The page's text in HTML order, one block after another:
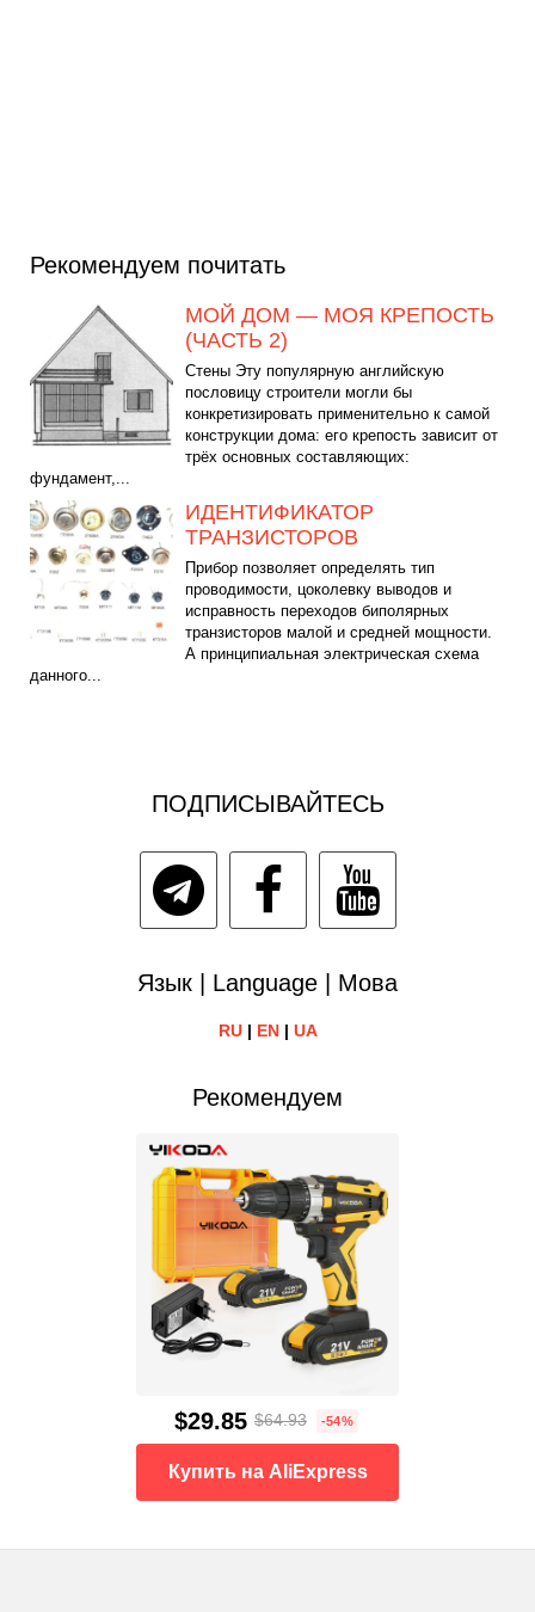
Рекомендуем почитать
МОЙ ДОМ — МОЯ КРЕПОСТЬ
(ЧАСТЬ 2)
Стены Эту популярную английскую
пословицу строители могли бы
конкретизировать применительно к самой
конструкции дома: его крепость зависит от
трёх основных составляющих:
фундамент,...
ИДЕНТИФИКАТОР
ТРАНЗИСТОРОВ
Прибор позволяет определять тип
проводимости, цоколевку выводов и
исправность переходов биполярных
транзисторов малой и средней мощности.
А принципиальная электрическая схема
данного...
ПОДПИСЫВАЙТЕСЬ
Язык | Language | Мова
RU| EN| UA
Рекомендуем
$29.85 $64.93 -54%
Купить на AliExpress